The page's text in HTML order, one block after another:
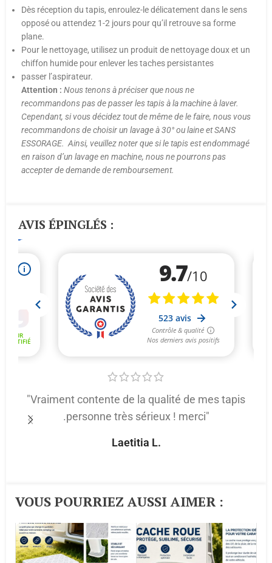
Dès réception du tapis, enroulez-le délicatement dans le sens
opposé ou attendez 1-2 jours pour qu’il retrouve sa forme
plane.
Pour le nettoyage, utilisez un produit de nettoyage doux et un
chiffon humide pour enlever les taches persistantes
passer l’aspirateur.
Attention : Nous tenons à préciser que nous ne
recommandons pas de passer les tapis à la machine à laver.
Cependant, si vous décidez tout de même de le faire, nous vous
recommandons de choisir un lavage à 30° ou laine et SANS
ESSORAGE. Ainsi, veuillez noter que si le tapis est endommagé
en raison d’un lavage en machine, nous ne pourrons pas
accepter de demande de remboursement.
AVIS ÉPINGLÉS :
"Vraiment contente de la qualité de mes tapis
.personne très sérieux ! merci"
Laetitia L.
VOUS POURRIEZ AUSSI AIMER :​